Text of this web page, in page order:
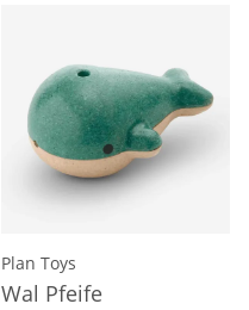
Plan Toys
Wal Pfeife